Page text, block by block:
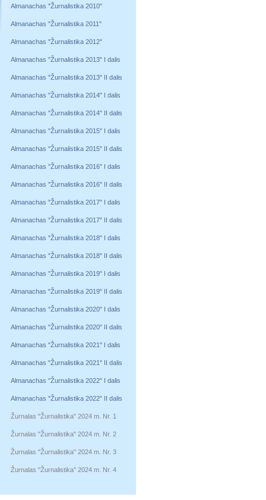
Almanachas "Žurnalistika 2010"
Almanachas "Žurnalistika 2011"
Almanachas "Žurnalistika 2012"
Almanachas "Žurnalistika 2013" I dalis
Almanachas "Žurnalistika 2013" II dalis
Almanachas "Žurnalistika 2014" I dalis
Almanachas "Žurnalistika 2014" II dalis
Almanachas "Žurnalistika 2015" I dalis
Almanachas "Žurnalistika 2015" II dalis
Almanachas "Žurnalistika 2016" I dalis
Almanachas "Žurnalistika 2016" II dalis
Almanachas "Žurnalistika 2017" I dalis
Almanachas "Žurnalistika 2017" II dalis
Almanachas "Žurnalistika 2018" I dalis
Almanachas "Žurnalistika 2018" II dalis
Almanachas "Žurnalistika 2019" I dalis
Almanachas "Žurnalistika 2019" II dalis
Almanachas "Žurnalistika 2020" I dalis
Almanachas "Žurnalistika 2020" II dalis
Almanachas "Žurnalistika 2021" I dalis
Almanachas "Žurnalistika 2021" II dalis
Almanachas "Žurnalistika 2022" I dalis
Almanachas "Žurnalistika 2022" II dalis
Žurnalas "Žurnalistika" 2024 m. Nr. 1
Žurnalas "Žurnalistika" 2024 m. Nr. 2
Žurnalas "Žurnalistika" 2024 m. Nr. 3
Žurnalas "Žurnalistika" 2024 m. Nr. 4